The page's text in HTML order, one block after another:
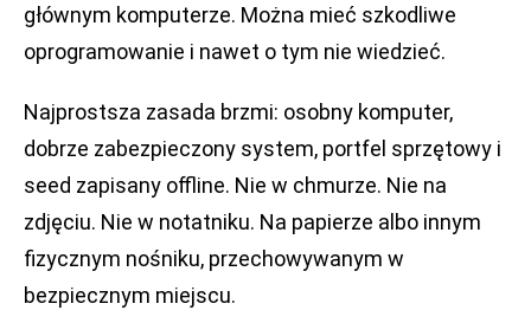
głównym komputerze. Można mieć szkodliwe
oprogramowanie i nawet o tym nie wiedzieć.
Najprostsza zasada brzmi: osobny komputer,
dobrze zabezpieczony system, portfel sprzętowy i
seed zapisany offline. Nie w chmurze. Nie na
zdjęciu. Nie w notatniku. Na papierze albo innym
fizycznym nośniku, przechowywanym w
bezpiecznym miejscu.